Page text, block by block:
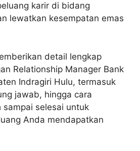
karir di bidang
lewatkan kesempatan emas
detail lengkap
Relationship Manager Bank
Indragiri Hulu, termasuk
jawab, hingga cara
sampai selesai untuk
Anda mendapatkan